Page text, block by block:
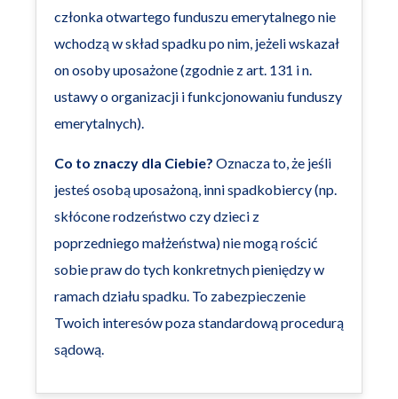
członka otwartego funduszu emerytalnego nie
wchodzą w skład spadku po nim, jeżeli wskazał
on osoby uposażone (zgodnie z art. 131 i n.
ustawy o organizacji i funkcjonowaniu funduszy
emerytalnych).
Co to znaczy dla Ciebie? Oznacza to, że jeśli
jesteś osobą uposażoną, inni spadkobiercy (np.
skłócone rodzeństwo czy dzieci z
poprzedniego małżeństwa) nie mogą rościć
sobie praw do tych konkretnych pieniędzy w
ramach działu spadku. To zabezpieczenie
Twoich interesów poza standardową procedurą
sądową.